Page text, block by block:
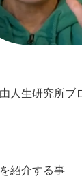
人生研究所ブ
紹介する事